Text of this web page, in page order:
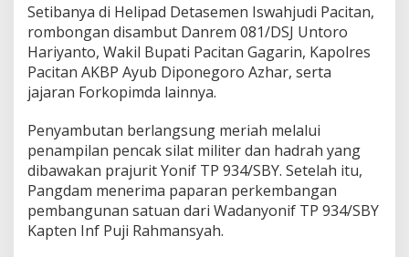
n
g
g
e
r
K
e
t
a
h
a
a
Setibanya di Helipad Detasemen Iswahjudi Pacitan,
rombongan disambut Danrem 081/DSJ Untoro
Hariyanto, Wakil Bupati Pacitan Gagarin, Kapolres
Pacitan AKBP Ayub Diponegoro Azhar, serta
jajaran Forkopimda lainnya.
Penyambutan berlangsung meriah melalui
penampilan pencak silat militer dan hadrah yang
dibawakan prajurit Yonif TP 934/SBY. Setelah itu,
Pangdam menerima paparan perkembangan
pembangunan satuan dari Wadanyonif TP 934/SBY
Kapten Inf Puji Rahmansyah.